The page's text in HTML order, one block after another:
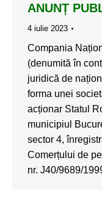
ANUNȚ
4 iulie 2023
Compania
(denumită în
juridică de
forma unei
acționar Statul
municipiul
sector 4,
Comerțului de
nr. J40/9689/